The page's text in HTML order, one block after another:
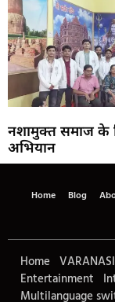
नशामुक्त समाज के
अभियान
Home Blog
Home VARANASI
Entertainment
Multilanguage